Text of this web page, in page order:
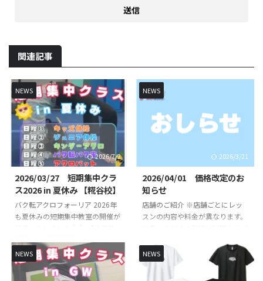
関連記事
NEWS
2026/7/2
2026/03/27 短期集中クラ
ス2026 in 夏休み 【糀谷校】
バク転アクロフォーリア 2026年
も夏休みの短期集中教室の開催が
宙短期集中クラス】【アクロバッ
ト短期集中クラス】を開講いたし
ます！バク転を出来るようになり
NEWS
2026/3/21
2026/04/01 価格改定のお
知らせ
店舗のご紹介 ※店舗ごとにレッ
スンの内容や料金が異なります。
校 （直営校） FOREAL京急蒲田校
のレッスンスケジュールや開講ク
NEWS NEWS